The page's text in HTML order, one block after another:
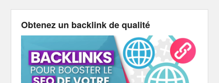
Obtenez un backlink de qualité